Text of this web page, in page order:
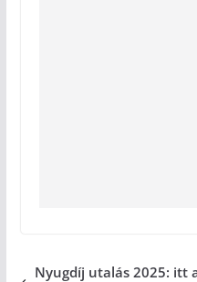
Nyugdíj utalás 2025: itt